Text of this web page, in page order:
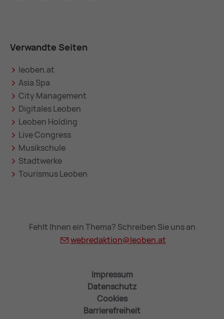
Verwandte Seiten
leoben.at
Asia Spa
City Management
Digitales Leoben
Leoben Holding
Live Congress
Musikschule
Stadtwerke
Tourismus Leoben
Fehlt Ihnen ein Thema? Schreiben Sie uns an
webredaktion@leoben.at
Impressum
Datenschutz
Cookies
Barrierefreiheit